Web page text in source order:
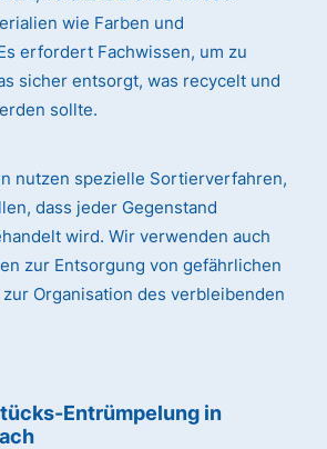
wie Farben und
erfordert Fachwissen, um zu
sicher entsorgt, was recycelt und
sollte.
nutzen spezielle Sortierverfahren,
dass jeder Gegenstand
wird. Wir verwenden auch
zur Entsorgung von gefährlichen
Organisation des verbleibenden
Entrümpelung in